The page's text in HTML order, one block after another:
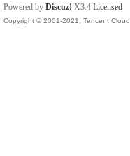
Powered by Discuz! X3.4 Licensed
Copyright © 2001-2021, Tencent Cloud.